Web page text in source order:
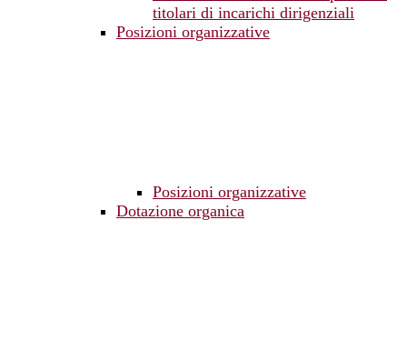
titolari di incarichi dirigenziali
Posizioni organizzative
Posizioni organizzative
Dotazione organica